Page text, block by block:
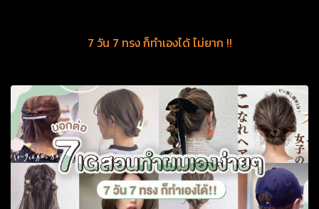
7 วัน 7 ทรง ก็ทำเองได้ ไม่ยาก !!